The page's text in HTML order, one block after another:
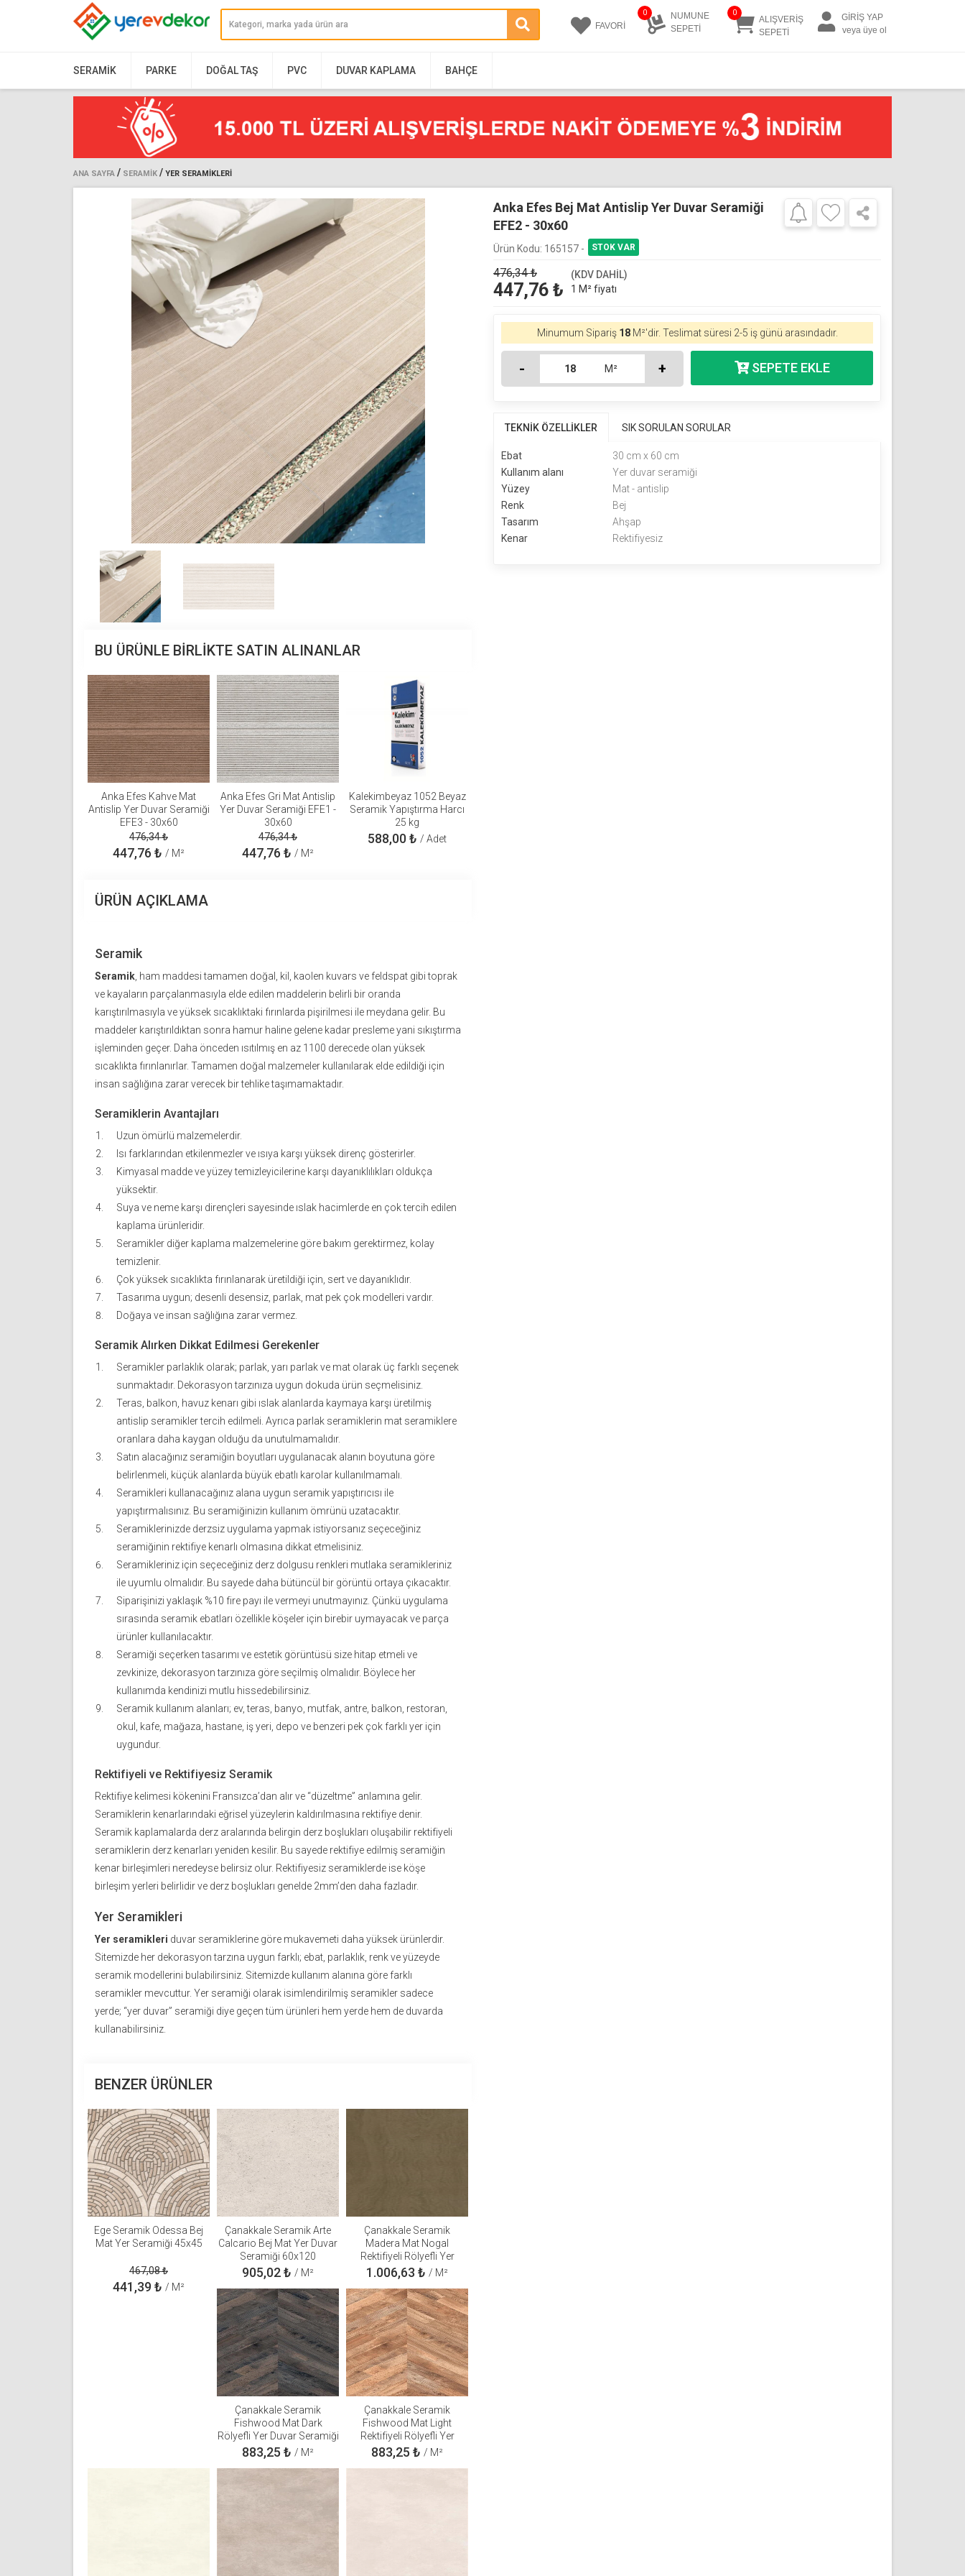
FAVORİ
0
NUMUNE
SEPETİ
0
ALIŞVERİŞ
SEPETİ
GİRİŞ YAP
veya üye ol
SERAMIK PARKE DOĞAL TAŞ PVC DUVAR KAPLAMA BAHÇE
ANA SAYFA / SERAMIK / YER SERAMIKLERI
BU ÜRÜNLE BIRLIKTE SATIN ALINANLAR
Anka Efes Kahve Mat
Antislip Yer Duvar Seramiği
EFE3 - 30x60
476,34₺
447,76 ₺ / M²
Anka Efes Gri Mat Antislip
Yer Duvar Seramiği EFE1 -
30x60
476,34₺
447,76 ₺ / M²
Kalekimbeyaz 1052 Beyaz
Seramik Yapıştırma Harcı
25 kg
588,00₺ / Adet
ÜRÜN AÇIKLAMA
Seramik
Seramik, ham maddesi tamamen doğal, kil, kaolen kuvars ve feldspat gibi toprak
ve kayaların parçalanmasıyla elde edilen maddelerin belirli bir oranda
karıştırılmasıyla ve yüksek sıcaklıktaki fırınlarda pişirilmesi ile meydana gelir. Bu
maddeler karıştırıldıktan sonra hamur haline gelene kadar presleme yani sıkıştırma
işleminden geçer. Daha önceden ısıtılmış en az 1100 derecede olan yüksek
sıcaklıkta fırınlanırlar. Tamamen doğal malzemeler kullanılarak elde edildiği için
insan sağlığına zarar verecek bir tehlike taşımamaktadır.
Seramiklerin Avantajları
Uzun ömürlü malzemelerdir.
Isı farklarından etkilenmezler ve ısıya karşı yüksek direnç gösterirler.
Kimyasal madde ve yüzey temizleyicilerine karşı dayanıklılıkları oldukça
yüksektir.
Suya ve neme karşı dirençleri sayesinde ıslak hacimlerde en çok tercih edilen
kaplama ürünleridir.
Seramikler diğer kaplama malzemelerine göre bakım gerektirmez, kolay
temizlenir.
Çok yüksek sıcaklıkta fırınlanarak üretildiği için, sert ve dayanıklıdır.
Tasarıma uygun; desenli desensiz, parlak, mat pek çok modelleri vardır.
Doğaya ve insan sağlığına zarar vermez.
Seramik Alırken Dikkat Edilmesi Gerekenler
Seramikler parlaklık olarak; parlak, yarı parlak ve mat olarak üç farklı seçenek
sunmaktadır. Dekorasyon tarzınıza uygun dokuda ürün seçmelisiniz.
Teras, balkon, havuz kenarı gibi ıslak alanlarda kaymaya karşı üretilmiş
antislip seramikler tercih edilmeli. Ayrıca parlak seramiklerin mat seramiklere
oranlara daha kaygan olduğu da unutulmamalıdır.
Satın alacağınız seramiğin boyutları uygulanacak alanın boyutuna göre
belirlenmeli, küçük alanlarda büyük ebatlı karolar kullanılmamalı.
Seramikleri kullanacağınız alana uygun seramik yapıştırıcısı ile
yapıştırmalısınız. Bu seramiğinizin kullanım ömrünü uzatacaktır.
Seramiklerinizde derzsiz uygulama yapmak istiyorsanız seçeceğiniz
seramiğinin rektifiye kenarlı olmasına dikkat etmelisiniz.
Seramikleriniz için seçeceğiniz derz dolgusu renkleri mutlaka seramikleriniz
ile uyumlu olmalıdır. Bu sayede daha bütüncül bir görüntü ortaya çıkacaktır.
Siparişinizi yaklaşık %10 fire payı ile vermeyi unutmayınız. Çünkü uygulama
sırasında seramik ebatları özellikle köşeler için birebir uymayacak ve parça
ürünler kullanılacaktır.
Seramiği seçerken tasarımı ve estetik görüntüsü size hitap etmeli ve
zevkinize, dekorasyon tarzınıza göre seçilmiş olmalıdır. Böylece her
kullanımda kendinizi mutlu hissedebilirsiniz.
Seramik kullanım alanları; ev, teras, banyo, mutfak, antre, balkon, restoran,
okul, kafe, mağaza, hastane, iş yeri, depo ve benzeri pek çok farklı yer için
uygundur.
Rektifiyeli ve Rektifiyesiz Seramik
Rektifiye kelimesi kökenini Fransızca’dan alır ve “düzeltme” anlamına gelir.
Seramiklerin kenarlarındaki eğrisel yüzeylerin kaldırılmasına rektifiye denir.
Seramik kaplamalarda derz aralarında belirgin derz boşlukları oluşabilir rektifiyeli
seramiklerin derz kenarları yeniden kesilir. Bu sayede rektifiye edilmiş seramiğin
kenar birleşimleri neredeyse belirsiz olur. Rektifiyesiz seramiklerde ise köşe
birleşim yerleri belirlidir ve derz boşlukları genelde 2mm’den daha fazladır.
Yer Seramikleri
Yer seramikleri duvar seramiklerine göre mukavemeti daha yüksek ürünlerdir.
Sitemizde her dekorasyon tarzına uygun farklı; ebat, parlaklık, renk ve yüzeyde
seramik modellerini bulabilirsiniz. Sitemizde kullanım alanına göre farklı
seramikler mevcuttur. Yer seramiği olarak isimlendirilmiş seramikler sadece
yerde; “yer duvar” seramiği diye geçen tüm ürünleri hem yerde hem de duvarda
kullanabilirsiniz.
BENZER ÜRÜNLER
Ege Seramik Odessa Bej
Mat Yer Seramiği 45x45
467,08₺
441,39₺ / M²
Çanakkale Seramik Arte
Calcario Bej Mat Yer Duvar
Seramiği 60x120
310100906646
905,02₺ / M²
Çanakkale Seramik
Madera Mat Nogal
Rektifiyeli Rölyefli Yer
Duvar Seramiği 20x120
310100503267
1.006,63 ₺ / M²
Çanakkale Seramik
Fishwood Mat Dark
Rölyefli Yer Duvar Seramiği
60x120 310100503126
883,25 ₺ / M²
Çanakkale Seramik
Fishwood Mat Light
Rektifiyeli Rölyefli Yer
Duvar Seramiği 60x120
310100503125
883,25 ₺ / M²
Anka Efes Bej Mat Antislip Yer Duvar Seramiği
EFE2 - 30x60
Ürün Kodu: 165157 -
476,34₺
447,76 ₺
(KDV DAHİL)
1 M² fiyatı
Minumum Sipariş 18M²'dir. Teslimat süresi 2-5 iş günü arasındadır.
- M² +
TEKNİK ÖZELLİKLER SIK SORULAN SORULAR
Ebat
30 cm x 60 cm
Kullanım alanı
Yer duvar seramiği
Yüzey
Mat - antislip
Renk
Bej
Tasarım
Ahşap
Kenar
Rektifiyesiz